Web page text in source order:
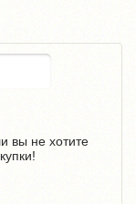
вы не хотите